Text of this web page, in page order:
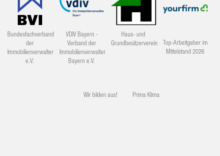
Bundesfachverband
der
Immobilienverwalter
e.V.
VDIV Bayern -
Verband der
Immobilienverwalter
Bayern e.V.
Haus- und
Grundbesitzerverein
Top-Arbeitgeber im
Mittelstand 2026
Wir bilden aus! Prima Klima